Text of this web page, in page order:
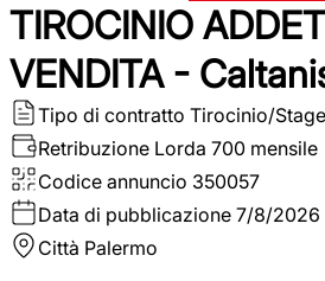
TIROCINIO
VENDITA -
Tipo di contratto Tirocinio/Stage
Retribuzione Lorda 700 mensile
Codice annuncio 350057
Data di pubblicazione 7/8/2026
Città Palermo